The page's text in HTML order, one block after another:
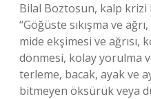
Bilal Boztosun, kalp krizi
“Göğüste sıkışma ve
mide ekşimesi ve ağrısı,
dönmesi, kolay yorulma
terleme, bacak, ayak ve
bitmeyen öksürük veya